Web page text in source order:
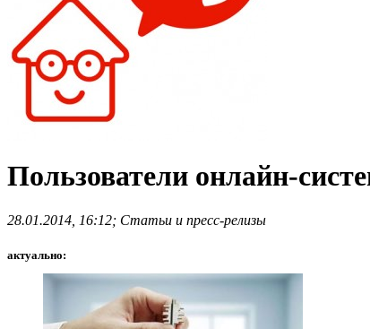
Пользователи онлайн-
28.01.2014, 16:12; Статьи и пресс-релизы
актуально: